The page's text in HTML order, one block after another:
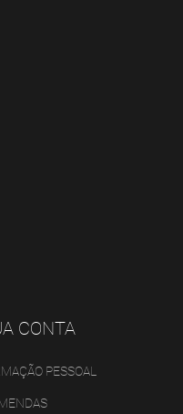
CONTA
PESSOAL